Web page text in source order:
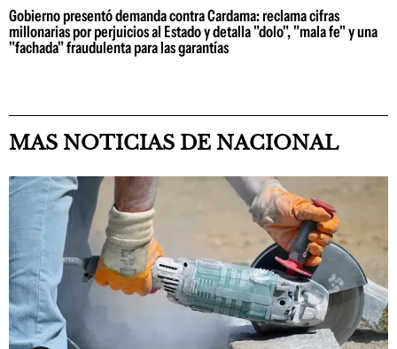
Gobierno presentó demanda contra Cardama: reclama cifras
millonarias por perjuicios al Estado y detalla "dolo", "mala fe" y una
"fachada" fraudulenta para las garantías
MAS NOTICIAS DE NACIONAL